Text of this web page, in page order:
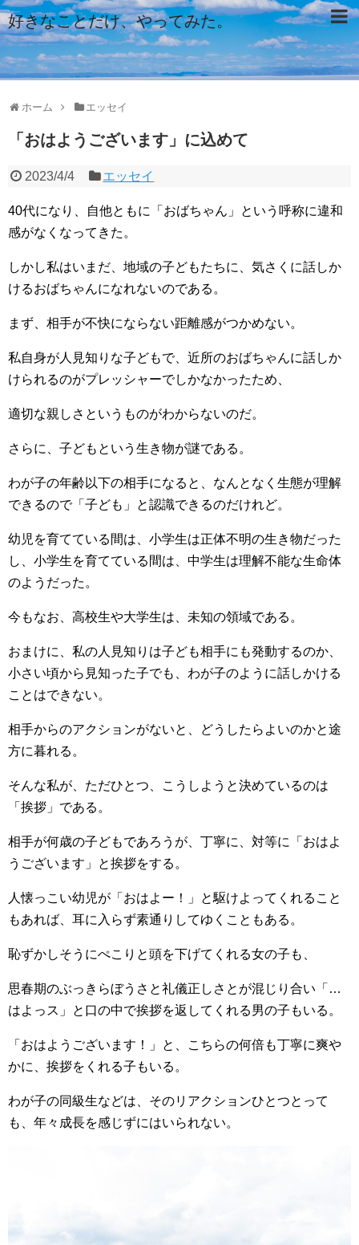
好きなことだけ、やってみた。
ホーム エッセイ
「おはようございます」に込めて
2023/4/4 エッセイ
40代になり、自他ともに「おばちゃん」という呼称に違和
感がなくなってきた。
しかし私はいまだ、地域の子どもたちに、気さくに話しか
けるおばちゃんになれないのである。
まず、相手が不快にならない距離感がつかめない。
私自身が人見知りな子どもで、近所のおばちゃんに話しか
けられるのがプレッシャーでしかなかったため、
適切な親しさというものがわからないのだ。
さらに、子どもという生き物が謎である。
わが子の年齢以下の相手になると、なんとなく生態が理解
できるので「子ども」と認識できるのだけれど。
幼児を育てている間は、小学生は正体不明の生き物だった
し、小学生を育てている間は、中学生は理解不能な生命体
のようだった。
今もなお、高校生や大学生は、未知の領域である。
おまけに、私の人見知りは子ども相手にも発動するのか、
小さい頃から見知った子でも、わが子のように話しかける
ことはできない。
相手からのアクションがないと、どうしたらよいのかと途
方に暮れる。
そんな私が、ただひとつ、こうしようと決めているのは
「挨拶」である。
相手が何歳の子どもであろうが、丁寧に、対等に「おはよ
うございます」と挨拶をする。
人懐っこい幼児が「おはよー！」と駆けよってくれること
もあれば、耳に入らず素通りしてゆくこともある。
恥ずかしそうにぺこりと頭を下げてくれる女の子も、
思春期のぶっきらぼうさと礼儀正しさとが混じり合い「…
はよっス」と口の中で挨拶を返してくれる男の子もいる。
「おはようございます！」と、こちらの何倍も丁寧に爽や
かに、挨拶をくれる子もいる。
わが子の同級生などは、そのリアクションひとつとって
も、年々成長を感じずにはいられない。